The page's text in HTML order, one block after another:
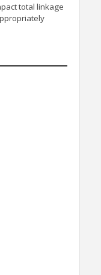
total linkage